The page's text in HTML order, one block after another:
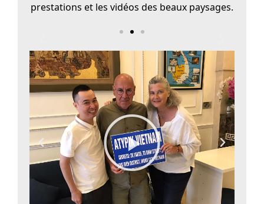
prestations et les vidéos des beaux paysages.